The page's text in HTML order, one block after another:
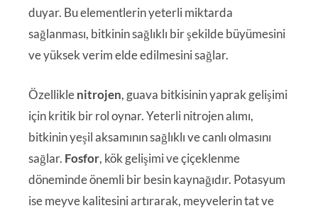
duyar. Bu elementlerin yeterli miktarda
sağlanması, bitkinin sağlıklı bir şekilde büyümesini
ve yüksek verim elde edilmesini sağlar.
Özelliklenitrojen, guava bitkisinin yaprak gelişimi
için kritik bir rol oynar. Yeterli nitrojen alımı,
bitkinin yeşil aksamının sağlıklı ve canlı olmasını
sağlar. Fosfor, kök gelişimi ve çiçeklenme
döneminde önemli bir besin kaynağıdır. Potasyum
ise meyve kalitesini artırarak, meyvelerin tat ve